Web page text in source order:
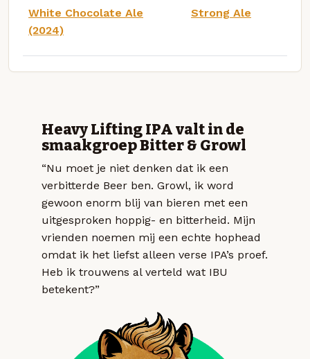
White Chocolate Ale
(2024)
Strong Ale
Heavy Lifting IPA valt in de
smaakgroep Bitter & Growl
“Nu moet je niet denken dat ik een
verbitterde Beer ben. Growl, ik word
gewoon enorm blij van bieren met een
uitgesproken hoppig- en bitterheid. Mijn
vrienden noemen mij een echte hophead
omdat ik het liefst alleen verse IPA’s proef.
Heb ik trouwens al verteld wat IBU
betekent?”